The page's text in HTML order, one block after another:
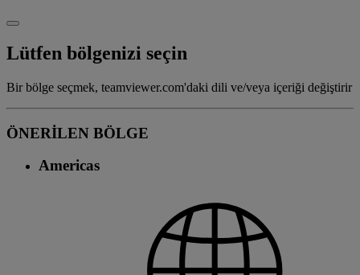
Lütfen bölgenizi seçin
Bir bölge seçmek, teamviewer.com'daki dili ve/veya içeriği değiştirir
ÖNERİLEN BÖLGE
Americas